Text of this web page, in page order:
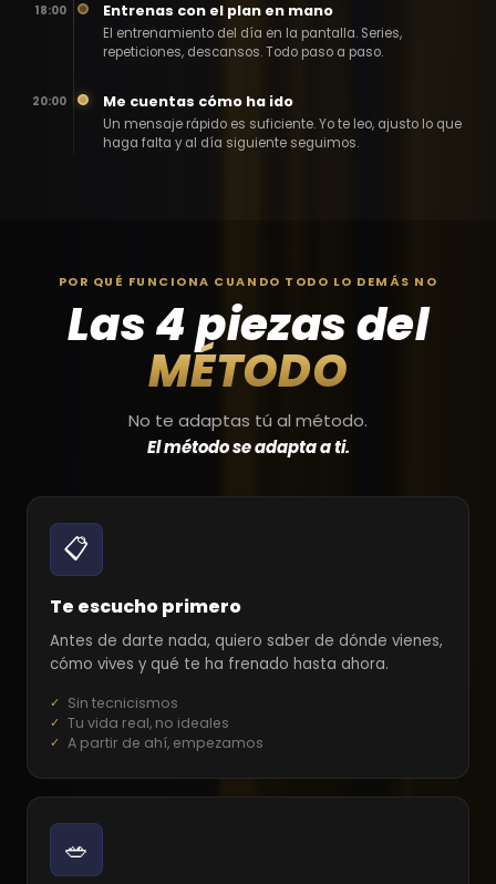
18:00 Entrenas con el plan en mano
El entrenamiento del día en la pantalla. Series,
repeticiones, descansos. Todo paso a paso.
20:00 Me cuentas cómo ha ido
Un mensaje rápido es suficiente. Yo te leo, ajusto lo que
haga falta y al día siguiente seguimos.
POR QUÉ FUNCIONA CUANDO TODO LO DEMÁS NO
Las 4 piezas del
MÉTODO
No te adaptas tú al método.
El método se adapta a ti.
📋
Te escucho primero
Antes de darte nada, quiero saber de dónde vienes,
cómo vives y qué te ha frenado hasta ahora.
Sin tecnicismos
Tu vida real, no ideales
A partir de ahí, empezamos
🥗